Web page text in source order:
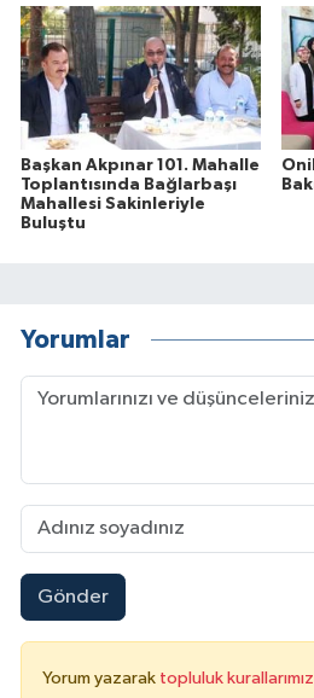
Başkan Akpınar 101. Mahalle
Toplantısında Bağlarbaşı
Mahallesi Sakinleriyle
Buluştu
Yorumlar
Gönder
Yorum yazarak topluluk